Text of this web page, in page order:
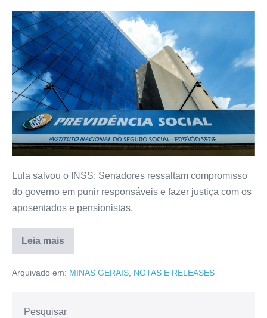
Lula salvou o INSS: Senadores ressaltam compromisso
do governo em punir responsáveis e fazer justiça com os
aposentados e pensionistas.
Leia mais
Arquivado em: MINAS GERAIS, NOTAS E RELEASES
Pesquisar